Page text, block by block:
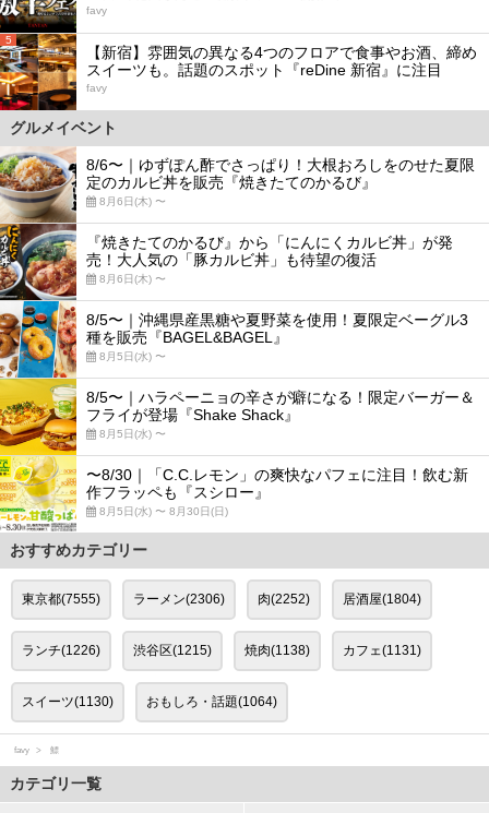
favy
5
【新宿】雰囲気の異なる4つのフロアで食事やお酒、締め
スイーツも。話題のスポット『reDine 新宿』に注目
favy
グルメイベント
8/6〜｜ゆずぽん酢でさっぱり！大根おろしをのせた夏限
定のカルビ丼を販売『焼きたてのかるび』
8月6日(木) 〜
『焼きたてのかるび』から「にんにくカルビ丼」が発
売！大人気の「豚カルビ丼」も待望の復活
8月6日(木) 〜
8/5〜｜沖縄県産黒糖や夏野菜を使用！夏限定ベーグル3
種を販売『BAGEL&BAGEL』
8月5日(水) 〜
8/5〜｜ハラペーニョの辛さが癖になる！限定バーガー＆
フライが登場『Shake Shack』
8月5日(水) 〜
〜8/30｜「C.C.レモン」の爽快なパフェに注目！飲む新
作フラッペも『スシロー』
8月5日(水) 〜 8月30日(日)
おすすめカテゴリー
東京都(7555) ラーメン(2306) 肉(2252) 居酒屋(1804)
ランチ(1226) 渋谷区(1215) 焼肉(1138) カフェ(1131)
スイーツ(1130) おもしろ・話題(1064)
favy 鰾
カテゴリ一覧